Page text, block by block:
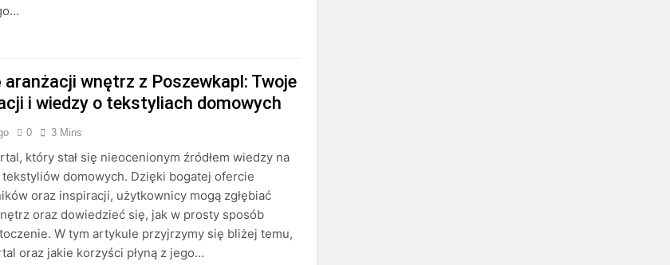
aranżacji wnętrz z Poszewkapl: Twoje
i wiedzy o tekstyliach domowych
0 3 Mins
który stał się nieocenionym źródłem wiedzy na
domowych. Dzięki bogatej ofercie
oraz inspiracji, użytkownicy mogą zgłębiać
oraz dowiedzieć się, jak w prosty sposób
W tym artykule przyjrzymy się bliżej temu,
oraz jakie korzyści płyną z jego…